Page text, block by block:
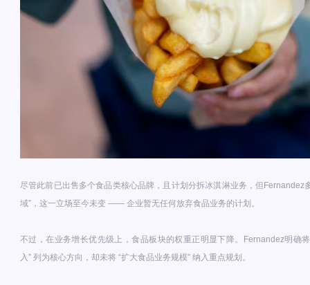
尽管此前已出售多个食品类核心品牌，且计划分拆冰淇淋业务，但Fernandez
域”，这一立场至今未变 —— 企业暂无任何放弃食品业务的计划。
不过，在业务增长优先级上，食品板块的权重正明显下降。Fernandez明确
入” 列为核心方向，却未将 “扩大食品业务规模” 纳入重点规划。